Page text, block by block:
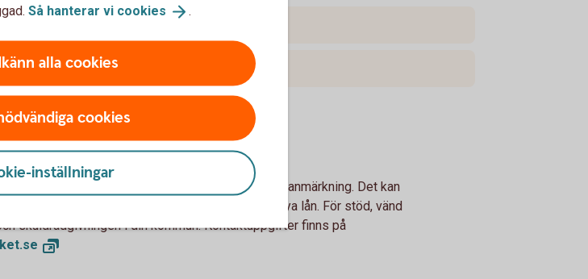
kostar pengar!
tillbaka skulden i tid riskerar du en betalningsanmärkning. Det kan
att få hyra bostad, teckna abonnemang och få nya lån. För stöd, vänd
skuldrådgivningen i din kommun. Kontaktuppgifter finns på
se
Så hanterar vi cookies .
alla cookies
cookies
inställningar